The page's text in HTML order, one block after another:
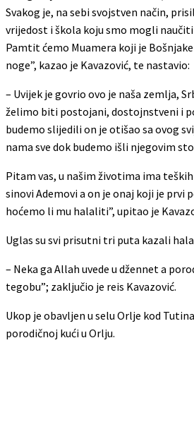
Svakog je, na sebi svojstven način,
vrijedost i škola koju smo mogli naučiti
Pamtit ćemo Muamera koji je
noge”, kazao je Kavazović, te nastavio:
– Uvijek je govrio ovo je naša zemlja,
želimo biti postojani, dostojnstveni i
budemo slijedili on je otišao sa ovog
nama sve dok budemo išli njegovim
Pitam vas, u našim životima ima
sinovi Ademovi a on je onaj koji je prvi
hoćemo li mu halaliti”, upitao je
Uglas su svi prisutni tri puta kazali
– Neka ga Allah uvede u džennet a
tegobu”; zaključio je reis Kavazović.
Ukop je obavljen u selu Orlje kod
porodičnoj kući u Orlju.